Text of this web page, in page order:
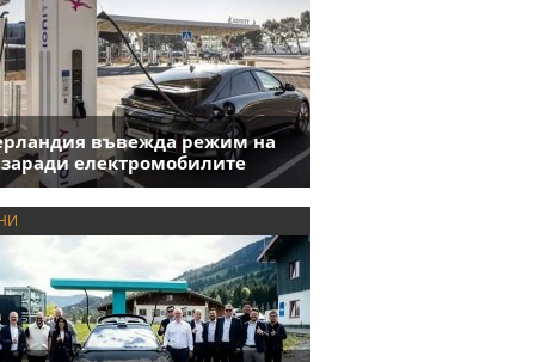
въвежда режим на
заради електромобилите